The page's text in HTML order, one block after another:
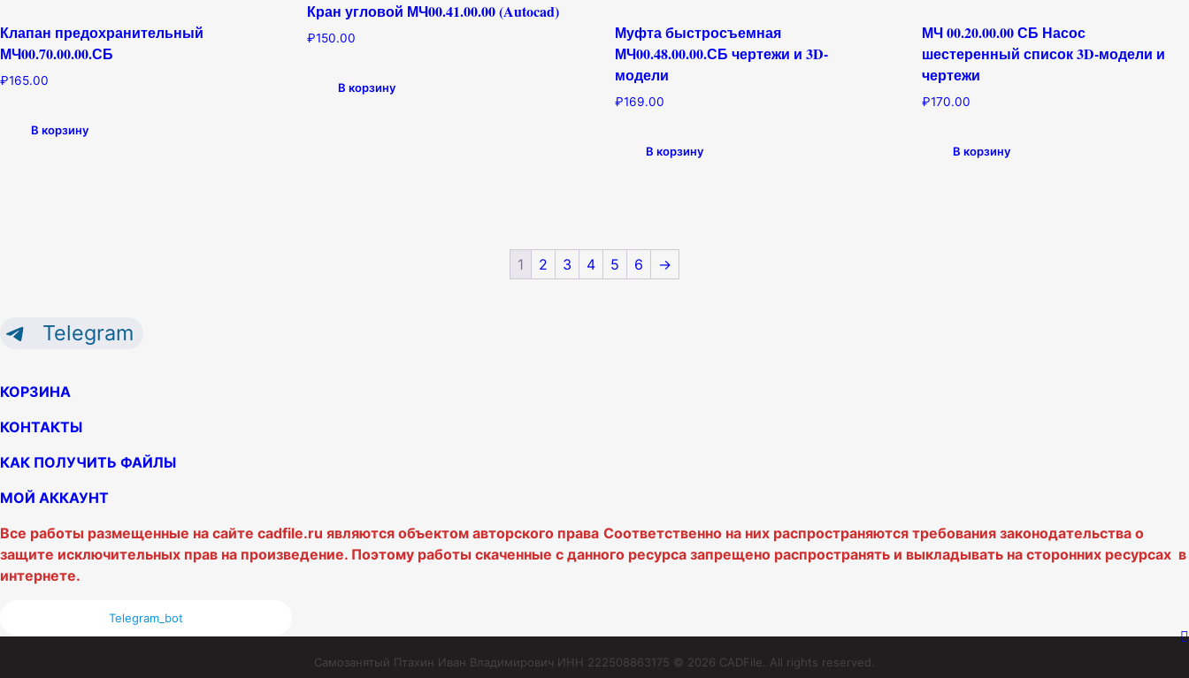
Клапан предохранительный
МЧ00.70.00.00.СБ
₽165.00
В корзину
Кран угловой МЧ00.41.00.00 (Autocad)
₽150.00
В корзину
Муфта быстросъемная
МЧ00.48.00.00.СБ чертежи и 3D-
модели
₽169.00
В корзину
МЧ 00.20.00.00 СБ Насос
шестеренный список 3D-модели и
чертежи
₽170.00
В корзину
1 2 3 4 5 6 →
Telegram
КОРЗИНА
КОНТАКТЫ
КАК ПОЛУЧИТЬ ФАЙЛЫ
МОЙ АККАУНТ
Все работы размещенные на сайте cadfile.ru являются объектом авторского права Соответственно на них распространяются требования законодательства о
защите исключительных прав на произведение. Поэтому работы скаченные с данного ресурса запрещено распространять и выкладывать на сторонних ресурсах в
интернете.
Telegram_bot
Самозанятый Птахин Иван Владимирович ИНН 222508863175 © 2026 CADFile. All rights reserved.